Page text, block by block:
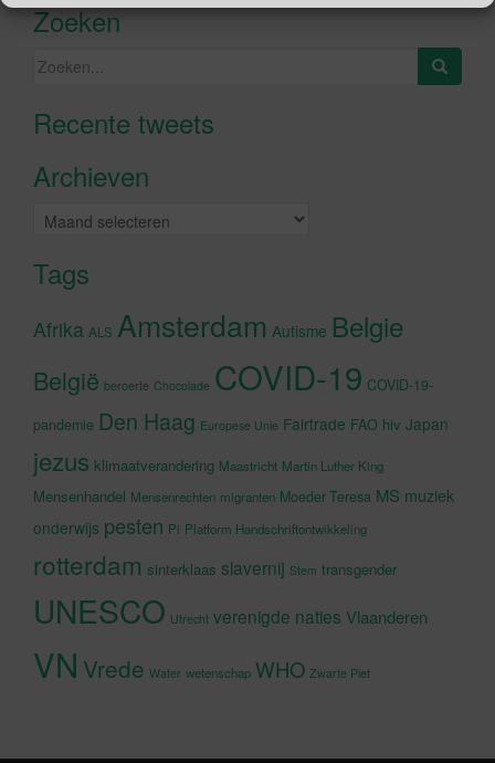
Zoeken
Zoeken
Recente tweetsKlik om marketing cookies te
Archieven
Archieven
Tags
Afrika ALS Amsterdam Autisme Belgie
België beroerte Chocolade COVID-19 COVID-19-
pandemie Den Haag Europese Unie Fairtrade FAO hiv Japan
jezus klimaatverandering Maastricht Martin Luther King
Mensenhandel Mensenrechten migranten Moeder Teresa MS muziek
onderwijs pesten Pi Platform Handschriftontwikkeling
rotterdam sinterklaas slavernij Stem transgender
UNESCO Utrecht verenigde naties Vlaanderen
VN Vrede Water wetenschap WHO Zwarte Piet